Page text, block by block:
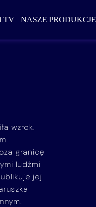
TV NASZE PRODUKCJE
wzrok.
granicę
ludźmi
jej